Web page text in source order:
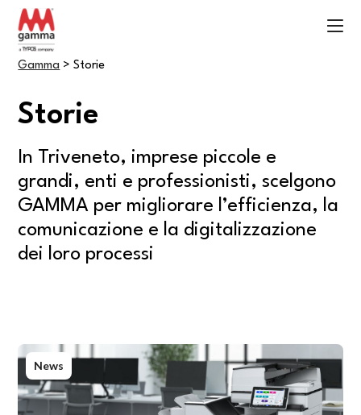
Gamma >Storie
Storie
In Triveneto, imprese piccole e
grandi, enti e professionisti, scelgono
GAMMA per migliorare l’efficienza, la
comunicazione e la digitalizzazione
dei loro processi
News